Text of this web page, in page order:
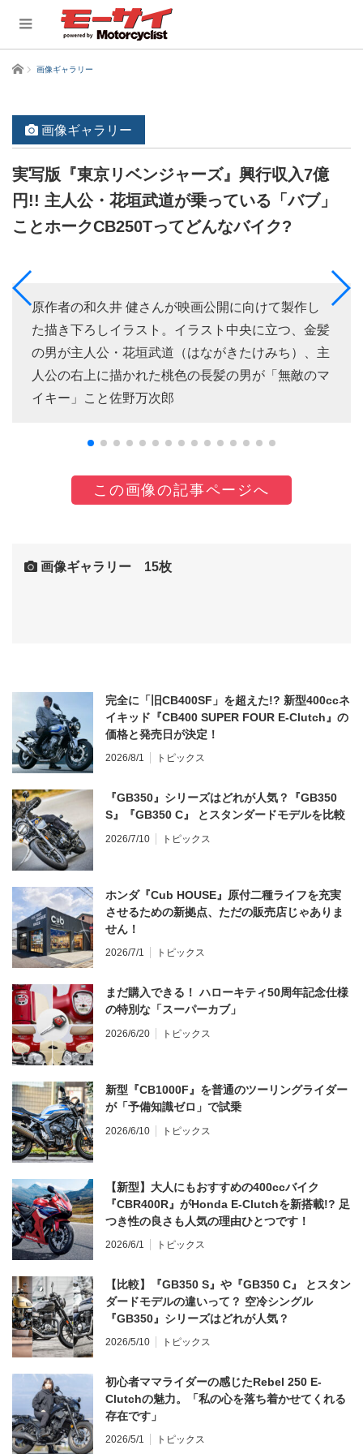
ホーム 画像ギャラリー
画像ギャラリー
実写版『東京リベンジャーズ』興行収入7億
円!! 主人公・花垣武道が乗っている「バブ」
ことホークCB250Tってどんなバイク?
原作者の和久井 健さんが映画公開に向けて製作し
た描き下ろしイラスト。イラスト中央に立つ、金髪
の男が主人公・花垣武道（はながきたけみち）、主
人公の右上に描かれた桃色の長髪の男が「無敵のマ
イキー」こと佐野万次郎
この画像の記事ページへ
画像ギャラリー 15枚
完全に「旧CB400SF」を超えた!? 新型400ccネ
イキッド『CB400 SUPER FOUR E-Clutch』の
価格と発売日が決定！
2026/8/1 トピックス
『GB350』シリーズはどれが人気？『GB350
S』『GB350 C』 とスタンダードモデルを比較
2026/7/10 トピックス
ホンダ『Cub HOUSE』原付二種ライフを充実
させるための新拠点、ただの販売店じゃありま
せん！
2026/7/1 トピックス
まだ購入できる！ ハローキティ50周年記念仕様
の特別な「スーパーカブ」
2026/6/20 トピックス
新型『CB1000F』を普通のツーリングライダー
が「予備知識ゼロ」で試乗
2026/6/10 トピックス
【新型】大人にもおすすめの400ccバイク
『CBR400R』がHonda E-Clutchを新搭載!? 足
つき性の良さも人気の理由ひとつです！
2026/6/1 トピックス
【比較】『GB350 S』や『GB350 C』 とスタン
ダードモデルの違いって？ 空冷シングル
『GB350』シリーズはどれが人気？
2026/5/10 トピックス
初心者ママライダーの感じたRebel 250 E-
Clutchの魅力。「私の心を落ち着かせてくれる
存在です」
2026/5/1 トピックス